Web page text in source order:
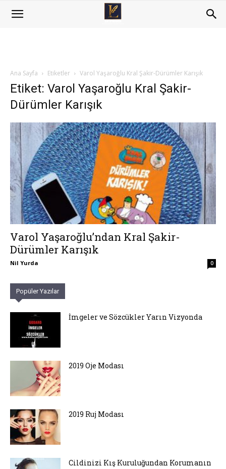
Ana Sayfa Etiketler Varol Yaşaroğlu Kral Şakir-Dürümler Karışık
Etiket: Varol Yaşaroğlu Kral Şakir-
Dürümler Karışık
Varol Yaşaroğlu’ndan Kral Şakir-
Dürümler Karışık
Nil Yurda 0
Popüler Yazılar
İmgeler ve Sözcükler Yarın Vizyonda
2019 Oje Modası
2019 Ruj Modası
Cildinizi Kış Kuruluğundan Korumanın